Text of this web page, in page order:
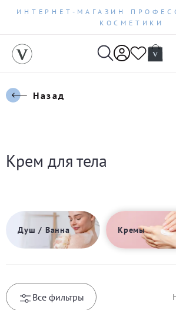
ИНТЕРНЕТ-МАГАЗИН
КОСМЕТИКИ
Назад
Крем для тела
Душ / Ванна Кремы
Все фильтры